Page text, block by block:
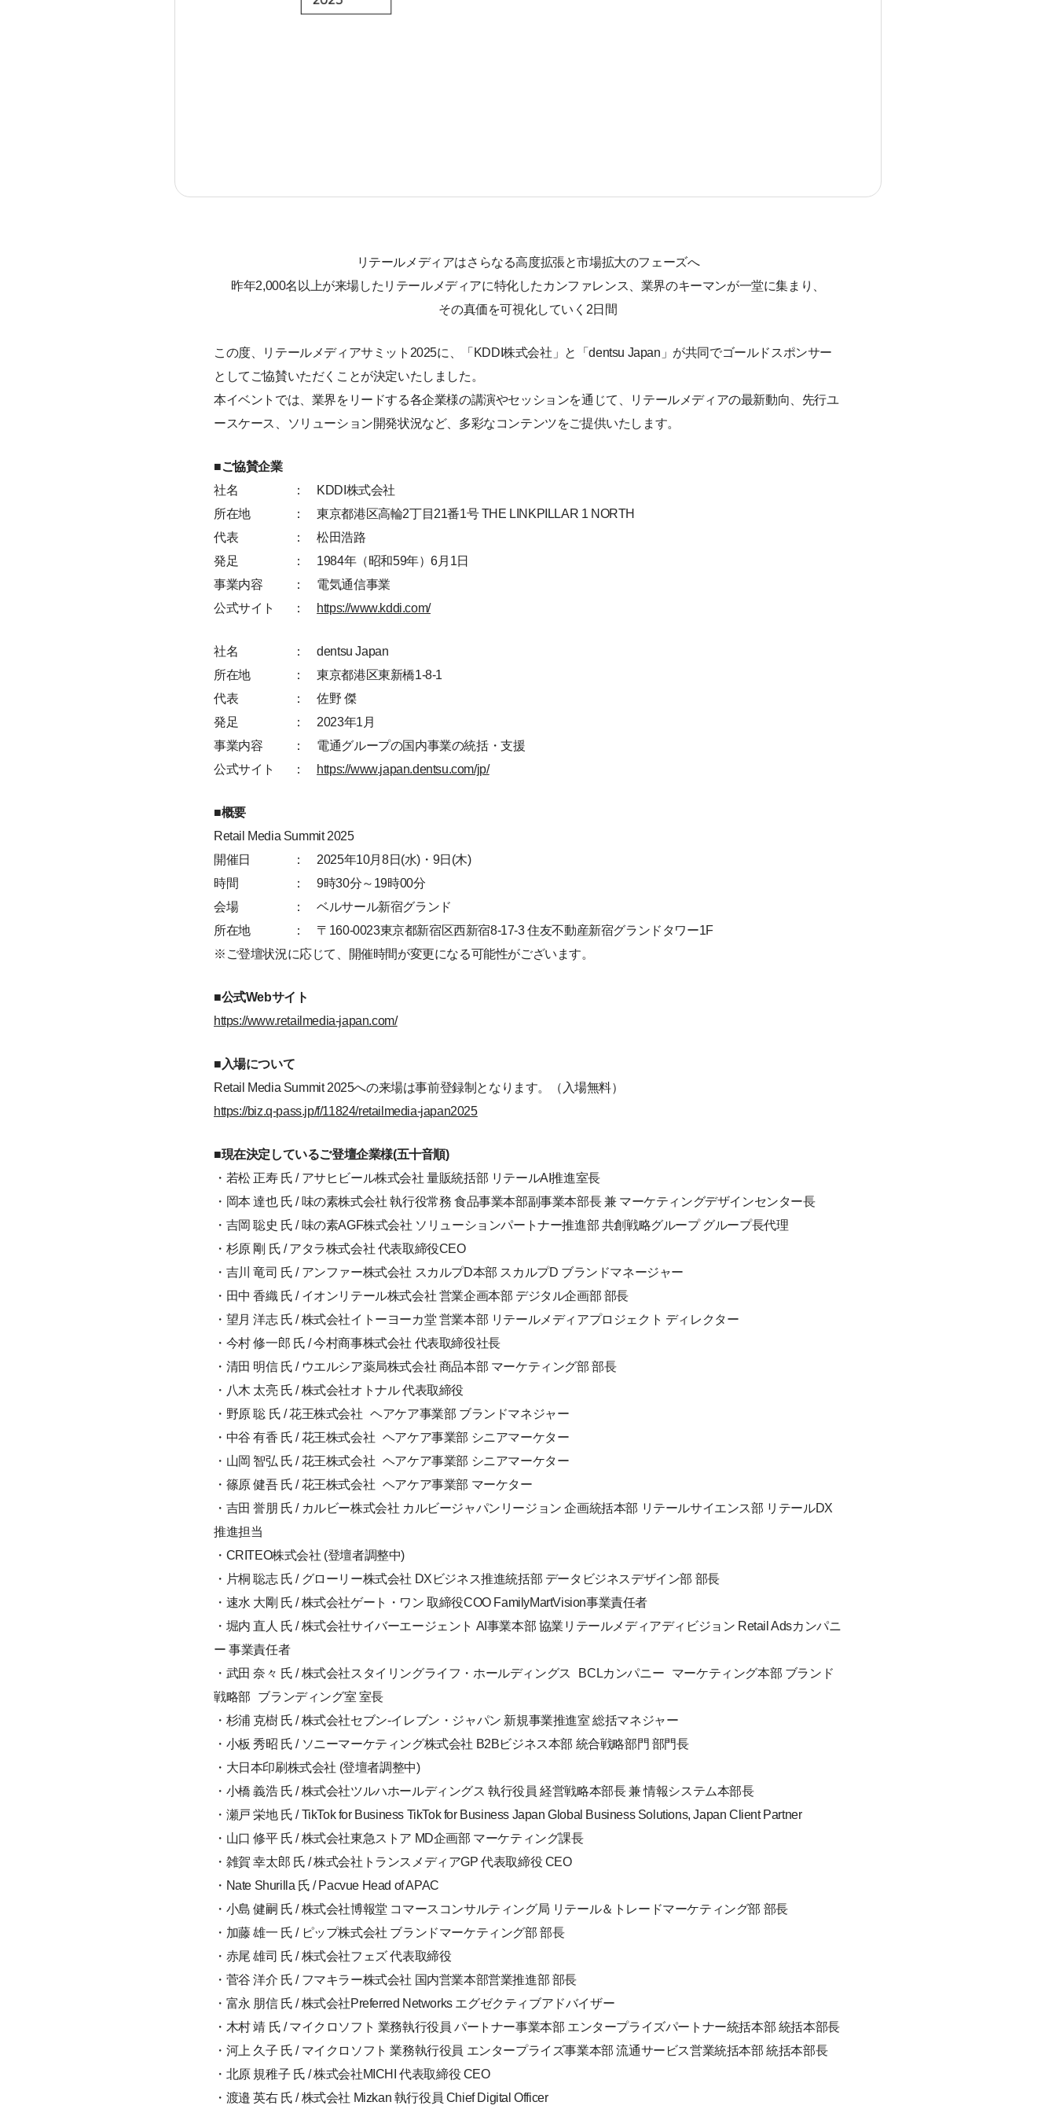
リテールメディアはさらなる高度拡張と市場拡大のフェーズへ
昨年2,000名以上が来場したリテールメディアに特化したカンファレンス、業界のキーマンが一堂に集まり、
その真価を可視化していく2日間
この度、リテールメディアサミット2025に、「KDDI株式会社」と「dentsu Japan」が共同でゴールドスポンサー
としてご協賛いただくことが決定いたしました。
本イベントでは、業界をリードする各企業様の講演やセッションを通じて、リテールメディアの最新動向、先行ユ
ースケース、ソリューション開発状況など、多彩なコンテンツをご提供いたします。
■ご協賛企業
社名
： KDDI株式会社
所在地
： 東京都港区高輪2丁目21番1号 THE LINKPILLAR 1 NORTH
代表
： 松田浩路
発足
： 1984年（昭和59年）6月1日
事業内容
： 電気通信事業
公式サイト
： https://www.kddi.com/
社名
： dentsu Japan
所在地
： 東京都港区東新橋1-8-1
代表
： 佐野 傑
発足
： 2023年1月
事業内容
： 電通グループの国内事業の統括・支援
公式サイト
： https://www.japan.dentsu.com/jp/
■概要
Retail Media Summit 2025
開催日
： 2025年10月8日(水)・9日(木)
時間
： 9時30分～19時00分
会場
： ベルサール新宿グランド
所在地
： 〒160-0023東京都新宿区西新宿8-17-3 住友不動産新宿グランドタワー1F
※ご登壇状況に応じて、開催時間が変更になる可能性がございます。
■公式Webサイト
https://www.retailmedia-japan.com/
■入場について
Retail Media Summit 2025への来場は事前登録制となります。（入場無料）
https://biz.q-pass.jp/f/11824/retailmedia-japan2025
■現在決定しているご登壇企業様(五十音順)
・若松 正寿 氏 / アサヒビール株式会社 量販統括部 リテールAI推進室長
・岡本 達也 氏 / 味の素株式会社 執行役常務 食品事業本部副事業本部長 兼 マーケティングデザインセンター長
・吉岡 聡史 氏 / 味の素AGF株式会社 ソリューションパートナー推進部 共創戦略グループ グループ長代理
・杉原 剛 氏 / アタラ株式会社 代表取締役CEO
・吉川 竜司 氏 / アンファー株式会社 スカルプD本部 スカルプD ブランドマネージャー
・田中 香織 氏 / イオンリテール株式会社 営業企画本部 デジタル企画部 部長
・望月 洋志 氏 / 株式会社イトーヨーカ堂 営業本部 リテールメディアプロジェクト ディレクター
・今村 修一郎 氏 / 今村商事株式会社 代表取締役社長
・清田 明信 氏 / ウエルシア薬局株式会社 商品本部 マーケティング部 部長
・八木 太亮 氏 / 株式会社オトナル 代表取締役
・野原 聡 氏 / 花王株式会社 ヘアケア事業部 ブランドマネジャー
・中谷 有香 氏 / 花王株式会社 ヘアケア事業部 シニアマーケター
・山岡 智弘 氏 / 花王株式会社 ヘアケア事業部 シニアマーケター
・篠原 健吾 氏 / 花王株式会社 ヘアケア事業部 マーケター
・吉田 誉朋 氏 / カルビー株式会社 カルビージャパンリージョン 企画統括本部 リテールサイエンス部 リテールDX
推進担当
・CRITEO株式会社 (登壇者調整中)
・片桐 聡志 氏 / グローリー株式会社 DXビジネス推進統括部 データビジネスデザイン部 部長
・速水 大剛 氏 / 株式会社ゲート・ワン 取締役COO FamilyMartVision事業責任者
・堀内 直人 氏 / 株式会社サイバーエージェント AI事業本部 協業リテールメディアディビジョン Retail Adsカンパニ
ー 事業責任者
・武田 奈々 氏 / 株式会社スタイリングライフ・ホールディングス BCLカンパニー マーケティング本部 ブランド
戦略部 ブランディング室 室長
・杉浦 克樹 氏 / 株式会社セブン-イレブン・ジャパン 新規事業推進室 総括マネジャー
・小板 秀昭 氏 / ソニーマーケティング株式会社 B2Bビジネス本部 統合戦略部門 部門長
・大日本印刷株式会社 (登壇者調整中)
・小橋 義浩 氏 / 株式会社ツルハホールディングス 執行役員 経営戦略本部長 兼 情報システム本部長
・瀬戸 栄地 氏 / TikTok for Business TikTok for Business Japan Global Business Solutions, Japan Client Partner
・山口 修平 氏 / 株式会社東急ストア MD企画部 マーケティング課長
・雑賀 幸太郎 氏 / 株式会社トランスメディアGP 代表取締役 CEO
・Nate Shurilla 氏 / Pacvue Head of APAC
・小島 健嗣 氏 / 株式会社博報堂 コマースコンサルティング局 リテール＆トレードマーケティング部 部長
・加藤 雄一 氏 / ピップ株式会社 ブランドマーケティング部 部長
・赤尾 雄司 氏 / 株式会社フェズ 代表取締役
・菅谷 洋介 氏 / フマキラー株式会社 国内営業本部営業推進部 部長
・富永 朋信 氏 / 株式会社Preferred Networks エグゼクティブアドバイザー
・木村 靖 氏 / マイクロソフト 業務執行役員 パートナー事業本部 エンタープライズパートナー統括本部 統括本部長
・河上 久子 氏 / マイクロソフト 業務執行役員 エンタープライズ事業本部 流通サービス営業統括本部 統括本部長
・北原 規稚子 氏 / 株式会社MICHI 代表取締役 CEO
・渡邉 英右 氏 / 株式会社 Mizkan 執行役員 Chief Digital Officer